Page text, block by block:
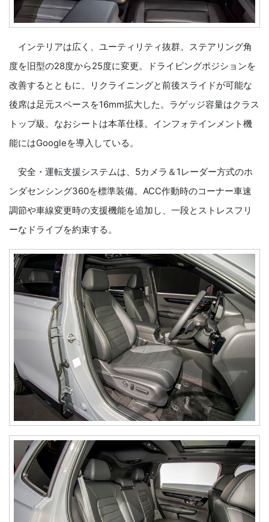
インテリアは広く、ユーティリティ抜群。ステアリング角
度を旧型の28度から25度に変更。ドライビングポジションを
改善するとともに、リクライニングと前後スライドが可能な
後席は足元スペースを16mm拡大した。ラゲッジ容量はクラス
トップ級。なおシートは本革仕様。インフォテインメント機
能にはGoogleを導入している。
安全・運転支援システムは、5カメラ＆1レーダー方式のホ
ンダセンシング360を標準装備。ACC作動時のコーナー車速
調節や車線変更時の支援機能を追加し、一段とストレスフリ
ーなドライブを約束する。